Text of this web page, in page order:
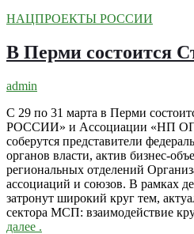
НАЦПРОЕКТЫ РОССИИ
В Перми состоится
admin
С 29 по 31 марта в Перми
РОССИИ» и Ассоциации «НП
соберутся представители
органов власти, актив бизнес-
региональных отделений
ассоциаций и союзов. В рамках
затронут широкий круг тем,
сектора МСП: взаимодействие
далее .